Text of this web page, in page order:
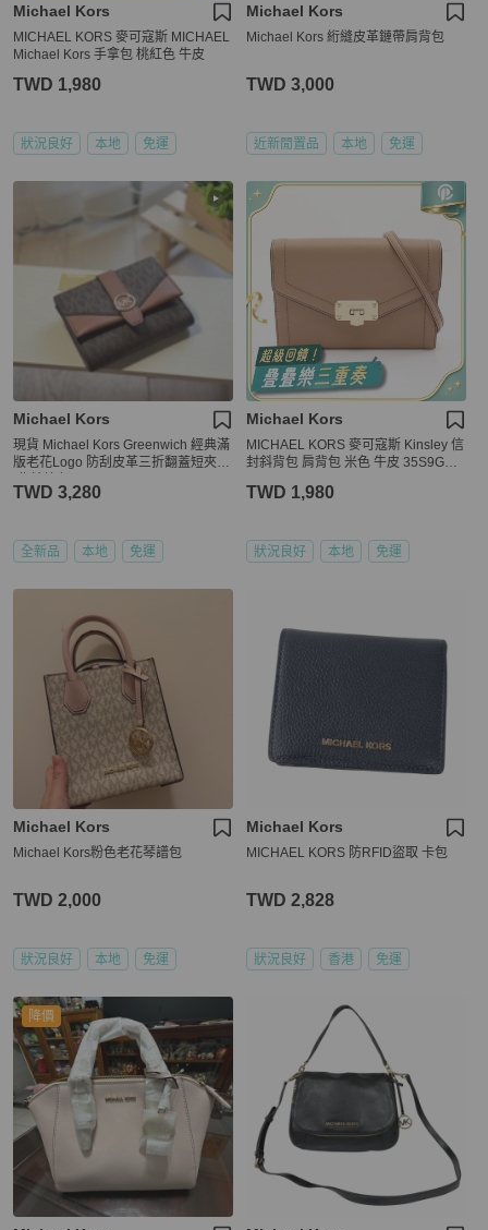
Michael Kors
MICHAEL KORS 麥可寇斯 MICHAEL
Michael Kors 手拿包 桃紅色 牛皮
TWD 1,980
狀況良好 本地 免運
Michael Kors
Michael Kors 絎縫皮革鏈帶肩背包
TWD 3,000
近新閒置品 本地 免運
Michael Kors
現貨 Michael Kors Greenwich 經典滿
版老花Logo 防刮皮革三折翻蓋短夾
TWD 3,280
全新品 本地 免運
Michael Kors
MICHAEL KORS 麥可寇斯 Kinsley 信
封斜背包 肩背包 米色 牛皮 35S9GYK
TWD 1,980
狀況良好 本地 免運
Michael Kors
Michael Kors粉色老花琴譜包
TWD 2,000
狀況良好 本地 免運
Michael Kors
MICHAEL KORS 防RFID盜取 卡包
TWD 2,828
狀況良好 香港 免運
降價